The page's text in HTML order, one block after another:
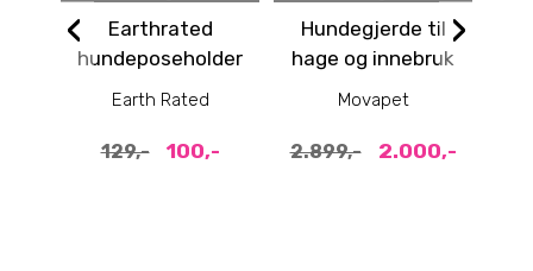
Earthrated
hundeposeholder
med 15 poser
Earth Rated
129,- 100,-
Hundegjerde til
hage og innebruk
med 8 paneler -
Movapet
2.899,- 2.000,-
‹ ›